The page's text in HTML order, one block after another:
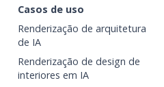
Casos de uso
Renderização de arquitetura
de IA
Renderização de design de
interiores em IA